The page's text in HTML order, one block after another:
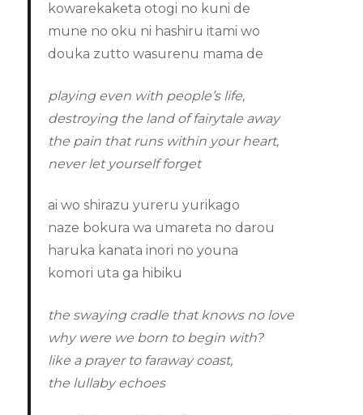
kowarekaketa otogi no kuni de
mune no oku ni hashiru itami wo
douka zutto wasurenu mama de
playing even with people’s life,
destroying the land of fairytale away
the pain that runs within your heart,
never let yourself forget
ai wo shirazu yureru yurikago
naze bokura wa umareta no darou
haruka kanata inori no youna
komori uta ga hibiku
the swaying cradle that knows no love
why were we born to begin with?
like a prayer to faraway coast,
the lullaby echoes